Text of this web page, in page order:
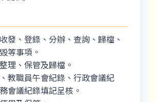
發、登錄、分辦、查詢、歸檔、
等事項。
理、保管及歸檔。
教職員午會紀錄、行政會議紀
會議紀錄填記呈核。